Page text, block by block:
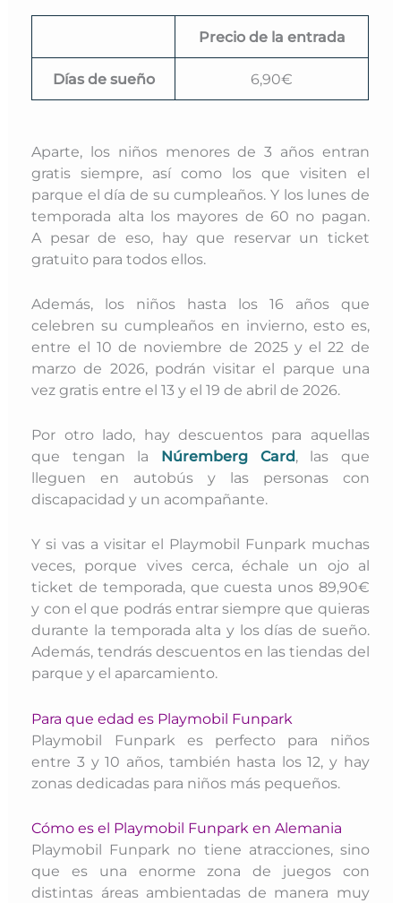
Precio de la entrada
Días de sueño 6,90€
Aparte, los niños menores de 3 años entran
gratis siempre, así como los que visiten el
parque el día de su cumpleaños. Y los lunes de
temporada alta los mayores de 60 no pagan.
A pesar de eso, hay que reservar un ticket
gratuito para todos ellos.
Además, los niños hasta los 16 años que
celebren su cumpleaños en invierno, esto es,
entre el 10 de noviembre de 2025 y el 22 de
marzo de 2026, podrán visitar el parque una
vez gratis entre el 13 y el 19 de abril de 2026.
Por otro lado, hay descuentos para aquellas
que tengan la Núremberg Card, las que
lleguen en autobús y las personas con
discapacidad y un acompañante.
Y si vas a visitar el Playmobil Funpark muchas
veces, porque vives cerca, échale un ojo al
ticket de temporada, que cuesta unos 89,90€
y con el que podrás entrar siempre que quieras
durante la temporada alta y los días de sueño.
Además, tendrás descuentos en las tiendas del
parque y el aparcamiento.
Para que edad es Playmobil Funpark
Playmobil Funpark es perfecto para niños
entre 3 y 10 años, también hasta los 12, y hay
zonas dedicadas para niños más pequeños.
Cómo es el Playmobil Funpark en Alemania
Playmobil Funpark no tiene atracciones, sino
que es una enorme zona de juegos con
distintas áreas ambientadas de manera muy